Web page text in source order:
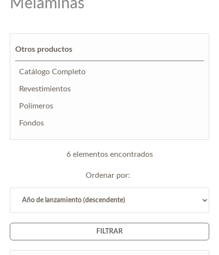
Melaminas
Otros productos
Catálogo Completo
Revestimientos
Polímeros
Fondos
6 elementos encontrados
Ordenar por:
FILTRAR